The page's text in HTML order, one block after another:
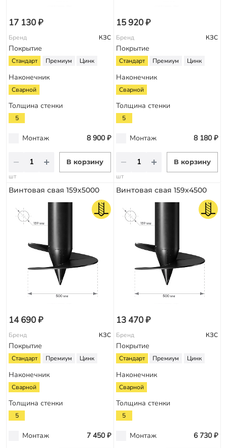
17 130 ₽
Бренд КЗС
Покрытие
Стандарт Премиум Цинк
Наконечник
Сварной
Толщина стенки
5
Монтаж 8 900 ₽
В корзину
шт
15 920 ₽
Бренд КЗС
Покрытие
Стандарт Премиум Цинк
Наконечник
Сварной
Толщина стенки
5
Монтаж 8 180 ₽
В корзину
шт
Винтовая свая 159х5000
14 690 ₽
Бренд КЗС
Покрытие
Стандарт Премиум Цинк
Наконечник
Сварной
Толщина стенки
5
Монтаж 7 450 ₽
Винтовая свая 159х4500
13 470 ₽
Бренд КЗС
Покрытие
Стандарт Премиум Цинк
Наконечник
Сварной
Толщина стенки
5
Монтаж 6 730 ₽